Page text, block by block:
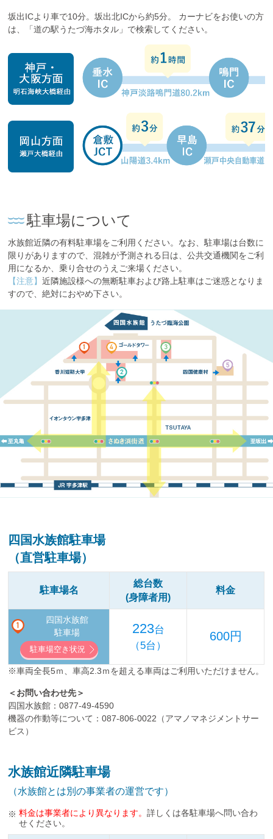
坂出ICより車で10分。坂出北ICから約5分。
カーナビをお使いの方
は、「道の駅うたづ海ホタル」で検索してください。
駐車場について
水族館近隣の有料駐車場をご利用ください。なお、駐車場は台数に
限りがありますので、混雑が予測される日は、公共交通機関をご利
用になるか、乗り合せのうえご来場ください。
【注意】近隣施設様への無断駐車および路上駐車はご迷惑となりま
すので、絶対におやめ下さい。
四国水族館駐車場
（直営駐車場）
駐車場名
総台数
(身障者用)
料金
四国水族館
駐車場
駐車場空き状況
223台
（5台）
600円
※車両全長5ｍ、車高2.3ｍを超える車両はご利用いただけません。
＜お問い合わせ先＞
四国水族館：0877-49-4590
機器の作動等について：087-806-0022 （アマノマネジメントサー
ビス）
水族館近隣駐車場
（水族館とは別の事業者の運営です）
料金は事業者により異なります。 詳しくは各駐車場へ問い合わ
せください。